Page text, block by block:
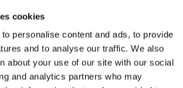
cookies
personalise content and ads, to provide
and to analyse our traffic. We also
about your use of our site with our social
and analytics partners who may